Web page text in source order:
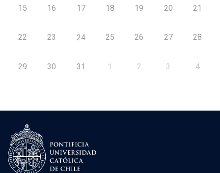
15 16 17 18 19 20 21
22 23 24 25 26 27 28
29 30 31 1 2 3 4